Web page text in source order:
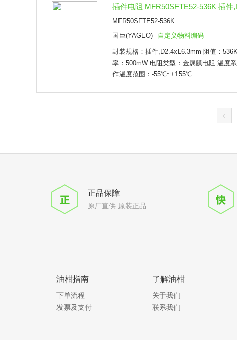
插件电阻 MFR50SFTE52-536K 插件
MFR50SFTE52-536K
国巨(YAGEO)
自定义物料编码
封装规格：插件,D2.4xL6.3mm 阻值：
率：500mW 电阻类型：金属膜电阻 温度
作温度范围：-55℃~+155℃
正品保障
原厂直供 原装正品
油柑指南
下单流程
发票及支付
了解油柑
关于我们
联系我们